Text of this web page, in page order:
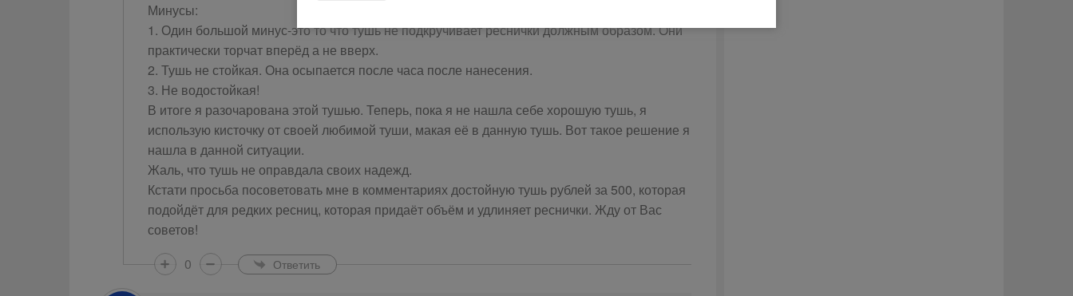
Минусы:
1. Один большой минус-это то что тушь не подкручивает реснички должным образом. Они
практически торчат вперёд а не вверх.
2. Тушь не стойкая. Она осыпается после часа после нанесения.
3. Не водостойкая!
В итоге я разочарована этой тушью. Теперь, пока я не нашла себе хорошую тушь, я
использую кисточку от своей любимой туши, макая её в данную тушь. Вот такое решение я
нашла в данной ситуации.
Жаль, что тушь не оправдала своих надежд.
Кстати просьба посоветовать мне в комментариях достойную тушь рублей за 500, которая
подойдёт для редких ресниц, которая придаёт объём и удлиняет реснички. Жду от Вас
советов!
0
Ответить